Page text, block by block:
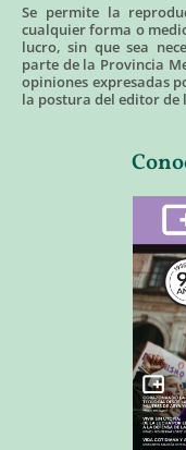
Se permite la
cualquier forma o
lucro, sin que sea
parte de la Provincia
opiniones expresadas
la postura del editor de